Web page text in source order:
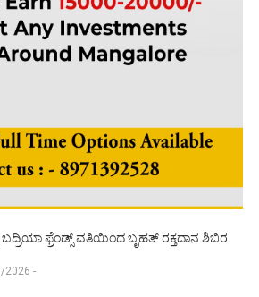
ಬದ್ರಿಯಾ ಫ್ರೆಂಡ್ಸ್ ವತಿಯಿಂದ ಬೃಹತ್ ರಕ್ತದಾನ ಶಿಬಿರ
2026 -